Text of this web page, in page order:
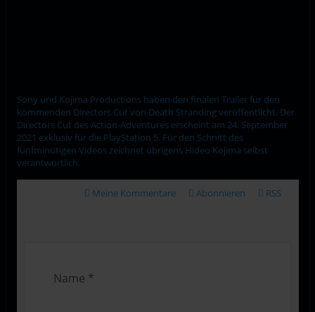
Sony und Kojima Productions haben den finalen Trailer für den
kommenden Directors Cut von Death Stranding veröffentlicht. Der
Directors Cut des Action-Adventures erscheint am 24. September
2021 exklusiv für die PlayStation 5. Für den Schnitt des
fünfminütigen Videos zeichnet übrigens Hideo Kojima selbst
verantwortlich.
Meine Kommentare Abonnieren RSS